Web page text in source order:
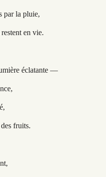
par la pluie,
en vie.
éclatante —
fruits.